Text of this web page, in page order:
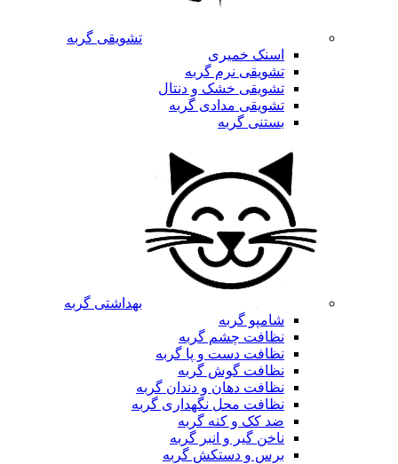
تشویقی گربه
اسنک خمیری
تشویقی نرم گربه
تشویقی خشک و دنتال
تشویقی مدادی گربه
بستنی گربه
بهداشتی گربه
شامپو گربه
نظافت چشم گربه
نظافت دست و پا گربه
نظافت گوش گربه
نظافت دهان و دندان گربه
نظافت محل نگهداری گربه
ضد کک و کنه گربه
ناخن گیر و انبر گربه
برس و دستکش گربه